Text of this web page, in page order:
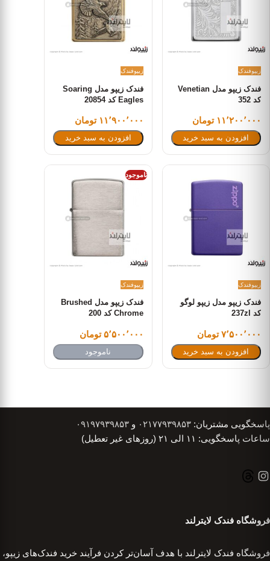
زیپوفندک
فندک زیپو مدل Venetian
کد 352
۱۱٬۲۰۰٬۰۰۰ تومان
افزودن به سبد خرید
زیپوفندک
فندک زیپو مدل Soaring
Eagles کد 20854
۱۱٬۹۰۰٬۰۰۰ تومان
افزودن به سبد خرید
زیپوفندک
فندک زیپو مدل زیپو لوگو
کد 237zl
۷٬۵۰۰٬۰۰۰ تومان
افزودن به سبد خرید
ناموجود
زیپوفندک
فندک زیپو مدل Brushed
Chrome کد 200
۵٬۵۰۰٬۰۰۰ تومان
ناموجود
پاسخگویی مشتریان: ۰۲۱۷۷۹۳۹۸۵۳ و ۰۹۱۹۷۹۳۹۸۵۳
ساعات پاسخگویی: ۱۱ الی ۲۱ (روزهای غیر تعطیل)
فروشگاه فندک لایترلند
فروشگاه فندک لایترلند با هدف آسان‌تر کردن فرآیند خرید فندک‌های زیپو،